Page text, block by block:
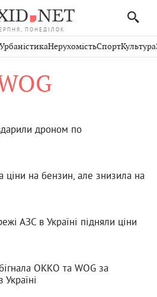
ПОНЕДІЛОК
Публікації
Авто СловкоКультура
Кіно
УрбаністикаНерухомістьСпортКультура
дроном по
ціни на бензин, але знизила на
АЗС в Україні підняли ціни
ОККО та WOG за